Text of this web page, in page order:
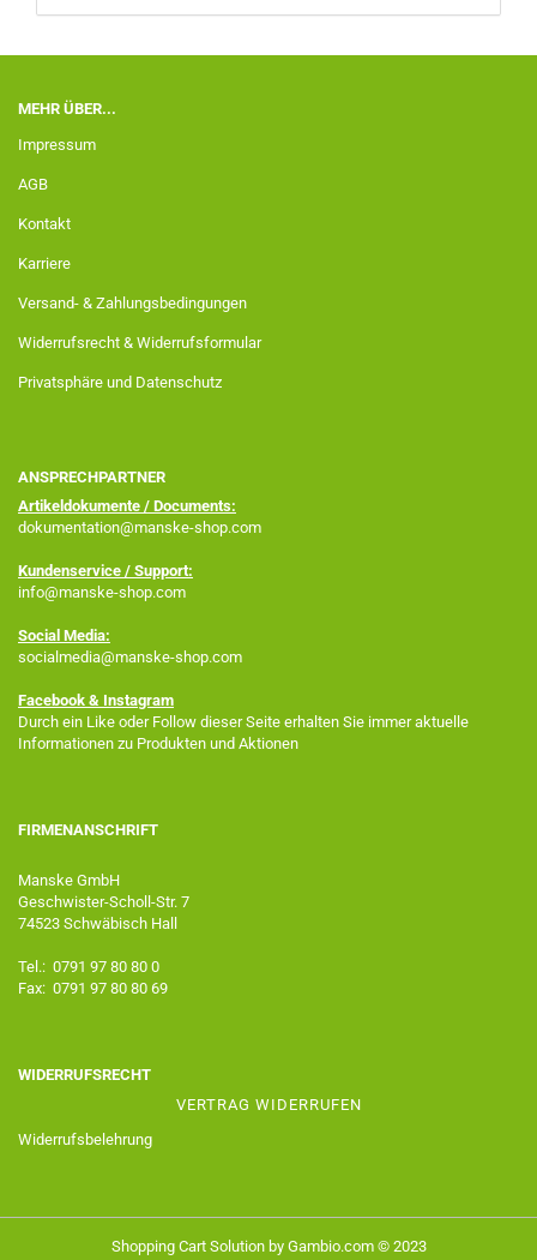
MEHR ÜBER...
Impressum
AGB
Kontakt
Karriere
Versand- & Zahlungsbedingungen
Widerrufsrecht & Widerrufsformular
Privatsphäre und Datenschutz
ANSPRECHPARTNER
Artikeldokumente / Documents:
dokumentation@manske-shop.com
Kundenservice / Support:
info@manske-shop.com
Social Media:
socialmedia@manske-shop.com
Facebook & Instagram
Durch ein Like oder Follow dieser Seite erhalten Sie immer aktuelle
Informationen zu Produkten und Aktionen
FIRMENANSCHRIFT
Manske GmbH
Geschwister-Scholl-Str. 7
74523 Schwäbisch Hall
Tel.: 0791 97 80 80 0
Fax: 0791 97 80 80 69
WIDERRUFSRECHT
VERTRAG WIDERRUFEN
Widerrufsbelehrung
Shopping Cart Solutionby Gambio.com © 2023